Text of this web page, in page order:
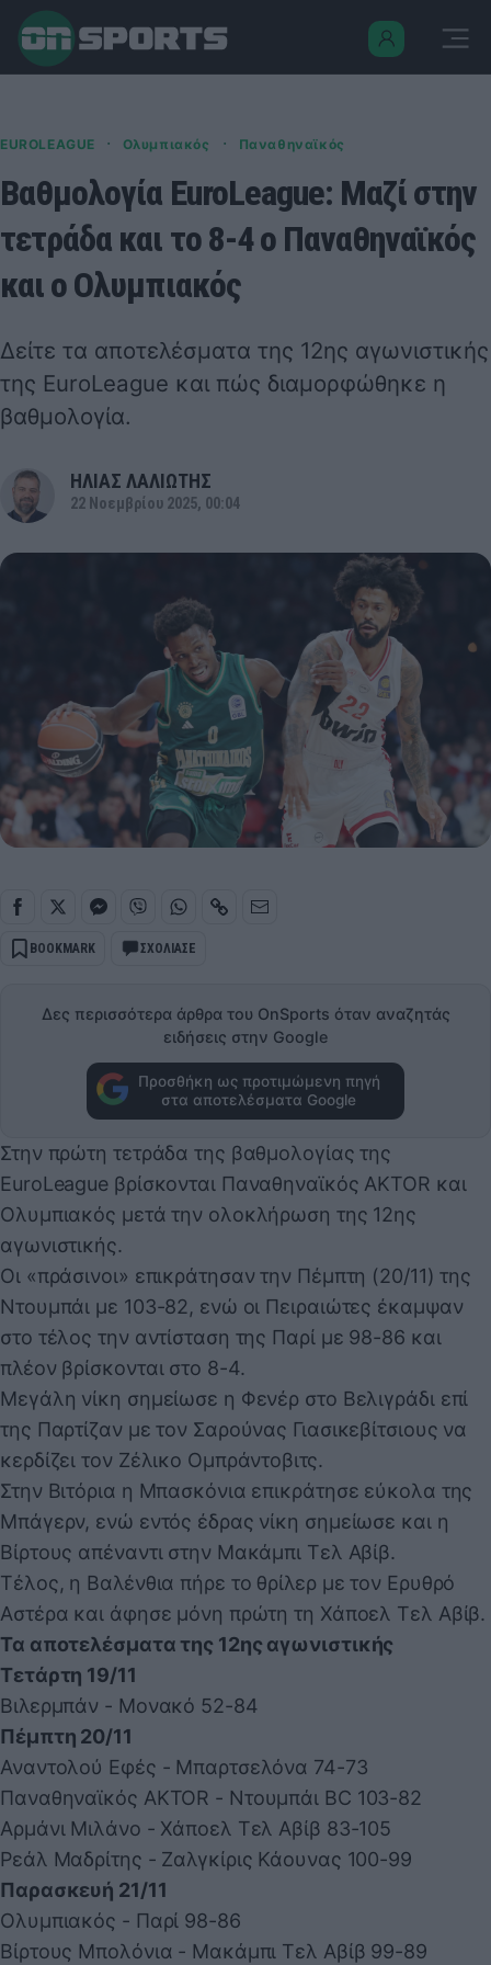
EUROLEAGUE · Ολυμπιακός · Παναθηναϊκός
Βαθμολογία EuroLeague: Μαζί στην
τετράδα και το 8-4 ο Παναθηναϊκός
και ο Ολυμπιακός
Δείτε τα αποτελέσματα της 12ης αγωνιστικής
της EuroLeague και πώς διαμορφώθηκε η
βαθμολογία.
ΗΛΙΑΣ ΛΑΛΙΩΤΗΣ
22 Νοεμβρίου 2025, 00:04
BOOKMARK ΣΧΟΛΙΑΣΕ
Δες περισσότερα άρθρα του OnSports όταν αναζητάς
ειδήσεις στην Google
Προσθήκη ως προτιμώμενη πηγή
στα αποτελέσματα Google
Στην πρώτη τετράδα της βαθμολογίας της
EuroLeague βρίσκονται Παναθηναϊκός AKTOR και
Ολυμπιακός μετά την ολοκλήρωση της 12ης
αγωνιστικής.
Οι «πράσινοι» επικράτησαν την Πέμπτη (20/11) της
Ντουμπάι με 103-82, ενώ οι Πειραιώτες έκαμψαν
στο τέλος την αντίσταση της Παρί με 98-86 και
πλέον βρίσκονται στο 8-4.
Μεγάλη νίκη σημείωσε η Φενέρ στο Βελιγράδι επί
της Παρτίζαν με τον Σαρούνας Γιασικεβίτσιους να
κερδίζει τον Ζέλικο Ομπράντοβιτς.
Στην Βιτόρια η Μπασκόνια επικράτησε εύκολα της
Μπάγερν, ενώ εντός έδρας νίκη σημείωσε και η
Βίρτους απέναντι στην Μακάμπι Τελ Αβίβ.
Τέλος, η Βαλένθια πήρε το θρίλερ με τον Ερυθρό
Αστέρα και άφησε μόνη πρώτη τη Χάποελ Τελ Αβίβ.
Τα αποτελέσματα της 12ης αγωνιστικής
Τετάρτη 19/11
Βιλερμπάν - Μονακό 52-84
Πέμπτη 20/11
Αναντολού Εφές - Μπαρτσελόνα 74-73
Παναθηναϊκός AKTOR - Ντουμπάι BC 103-82
Αρμάνι Μιλάνο - Χάποελ Τελ Αβίβ 83-105
Ρεάλ Μαδρίτης - Ζαλγκίρις Κάουνας 100-99
Παρασκευή 21/11
Ολυμπιακός - Παρί 98-86
Βίρτους Μπολόνια - Μακάμπι Τελ Αβίβ 99-89